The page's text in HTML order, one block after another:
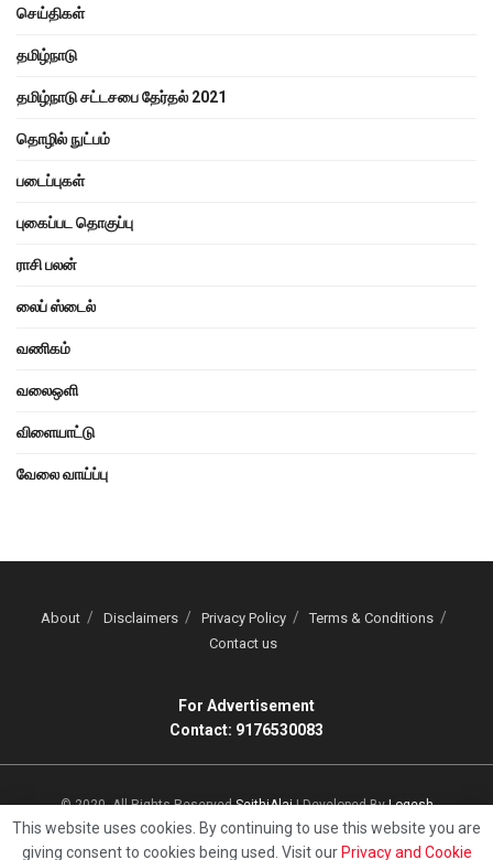
செய்திகள்
தமிழ்நாடு
தமிழ்நாடு சட்டசபை தேர்தல் 2021
தொழில் நுட்பம்
படைப்புகள்
புகைப்பட தொகுப்பு
ராசி பலன்
லைப் ஸ்டைல்
வணிகம்
வலைஒளி
விளையாட்டு
வேலை வாய்ப்பு
About Disclaimers Privacy Policy
Terms & Conditions
Contact us
For Advertisement
Contact: 9176530083
© 2020, All Rights ReservedSeithiAlai| Developed ByLogesh
This website uses cookies. By continuing to use this website you are
giving consent to cookies being used. Visit our Privacy and Cookie